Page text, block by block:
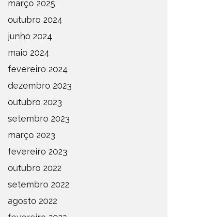
DEFINIDOS OS SEMIFINALISTAS
DO ESTADUAL DE AMADORES –
FASE OESTE 2026
ESTADUAL
março 2025
outubro 2024
junho 2024
maio 2024
fevereiro 2024
dezembro 2023
outubro 2023
setembro 2023
março 2023
fevereiro 2023
outubro 2022
setembro 2022
agosto 2022